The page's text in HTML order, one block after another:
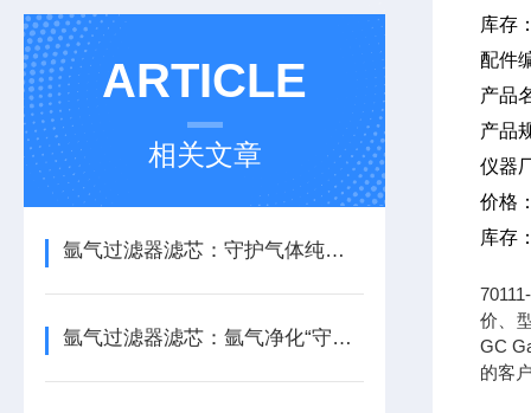
ARTICLE
相关文章
氩气过滤器滤芯：守护气体纯度，保障系统稳定运行
氩气过滤器滤芯：氩气净化“守门人”，保障精密工艺品质
库存
配件
产品
产品
仪器
价格
库存
价、
GC
的客